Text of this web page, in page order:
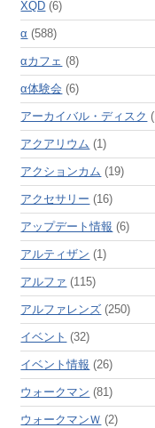
XQD (6)
α (588)
αカフェ (8)
α体験会 (6)
アーカイバル・ディスク
アクアリウム (1)
アクションカム (19)
アクセサリー (16)
アップデート情報 (6)
アルティザン (1)
アルファ (115)
アルファレンズ (250)
イベント (32)
イベント情報 (26)
ウォークマン (81)
ウォークマンＷ (2)